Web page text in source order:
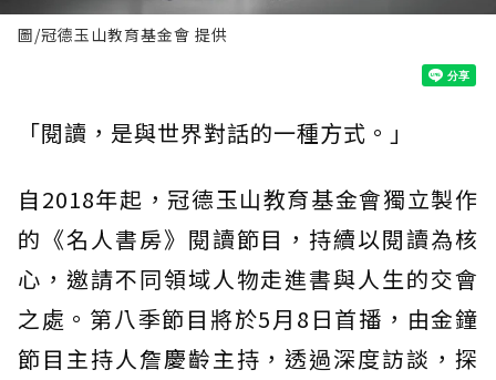
圖/冠德玉山教育基金會 提供
「閱讀，是與世界對話的一種方式。」
自2018年起，冠德玉山教育基金會獨立製作
的《名人書房》閱讀節目，持續以閱讀為核
心，邀請不同領域人物走進書與人生的交會
之處。第八季節目將於5月8日首播，由金鐘
節目主持人詹慶齡主持，透過深度訪談，探